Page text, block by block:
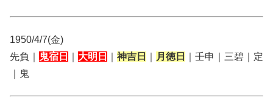
1950/4/7(金)
先負｜
鬼宿日 大明日 神吉日 月徳日
｜壬申｜三碧｜定
｜鬼